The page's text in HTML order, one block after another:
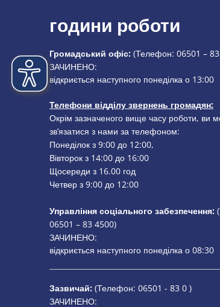
години роботи
Громадський офіс: (Телефон: 06501 –
Натисніть, щоб приховати додатковий час
ЗАЧИНЕНО:
відкриється наступного понеділка о 13:00
Телефони відділу звернень громадян:
Окрім зазначеного вище часу роботи, ви
зв’язатися з нами за телефоном:
Понеділок з 9:00 до 12:00,
Вівторок з 14:00 до 16:00
Щосереди з 16.00 год
Четвер з 9:00 до 12:00
Управління соціального забезпечення:
06501 – 83 4500)
Натисніть, щоб приховати додатковий час
ЗАЧИНЕНО:
відкриється наступного понеділка о 08:30
Зазвичай: (Телефон: 06501 - 83 0 )
Натисніть, щоб приховати додатковий час
ЗАЧИНЕНО: